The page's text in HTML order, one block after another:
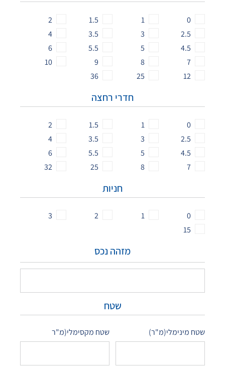
0
1
1.5
2
2.5
3
3.5
4
4.5
5
5.5
6
7
8
9
10
12
25
36
חדרי רחצה
0
1
1.5
2
2.5
3
3.5
4
4.5
5
5.5
6
7
8
25
32
חניות
0
1
2
3
15
מזהה נכס
שטח
שטח מינימלי(מ"ר) שטח מקסימלי(מ"ר